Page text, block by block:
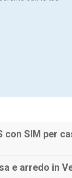
con SIM per
e arredo in